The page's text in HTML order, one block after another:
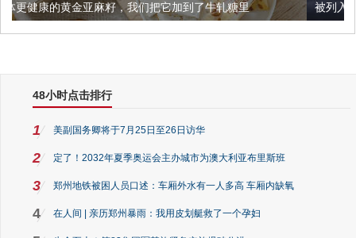
，我们把它加到了牛轧糖里 被列入佛家七宝的它到底有
48小时点击排行
1 美副国务卿将于7月25日至26日访华
2 定了！2032年夏季奥运会主办城市为澳大利亚布里斯班
3 郑州地铁被困人员口述：车厢外水有一人多高 车厢内缺氧
4 在人间 | 亲历郑州暴雨：我用皮划艇救了一个孕妇